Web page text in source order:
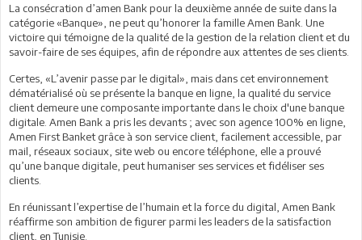
La consécration d’amen Bank pour la deuxième année de suite dans la
catégorie «Banque», ne peut qu’honorer la famille Amen Bank. Une
victoire qui témoigne de la qualité de la gestion de la relation client et du
savoir-faire de ses équipes, afin de répondre aux attentes de ses clients.
Certes, «L’avenir passe par le digital», mais dans cet environnement
dématérialisé où se présente la banque en ligne, la qualité du service
client demeure une composante importante dans le choix d'une banque
digitale. Amen Bank a pris les devants ; avec son agence 100% en ligne,
Amen First Banket grâce à son service client, facilement accessible, par
mail, réseaux sociaux, site web ou encore téléphone, elle a prouvé
qu’une banque digitale, peut humaniser ses services et fidéliser ses
clients.
En réunissant l’expertise de l’humain et la force du digital, Amen Bank
réaffirme son ambition de figurer parmi les leaders de la satisfaction
client, en Tunisie.